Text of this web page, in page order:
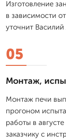
Изготовление
в зависимости
уточнит Василий
05
Монтаж,
Монтаж печи
прогоном
работы в
заказчику с